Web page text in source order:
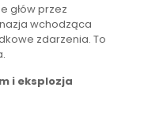
głów przez
wchodząca
zdarzenia. To
i eksplozja